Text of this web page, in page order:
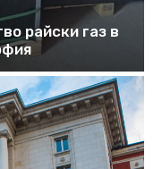
райски газ в